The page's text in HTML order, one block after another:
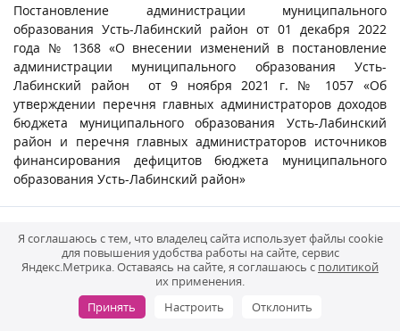
Постановление администрации муниципального
образования Усть-Лабинский район от 01 декабря 2022
года № 1368 «О внесении изменений в постановление
администрации муниципального образования Усть-
Лабинский район от 9 ноября 2021 г. № 1057 «Об
утверждении перечня главных администраторов доходов
бюджета муниципального образования Усть-Лабинский
район и перечня главных администраторов источников
финансирования дефицитов бюджета муниципального
образования Усть-Лабинский район»
Приказ финансового отдела администрации
муниципального образования Усть-Лабинский район от
02.12.2022г. № 33 «О внесении изменений в приказ
финансового отдела администрации муниципального
образования Усть-Лабинский район от 30 октября 2020г.
Я соглашаюсь с тем, что владелец сайта использует файлы cookie
для повышения удобства работы на сайте, сервис
Яндекс.Метрика. Оставаясь на сайте, я соглашаюсь с политикой
их применения.
Принять
Настроить Отклонить